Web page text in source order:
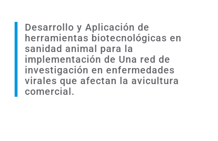
Desarrollo y Aplicación de
herramientas biotecnológicas en
sanidad animal para la
implementación de Una red de
investigación en enfermedades
virales que afectan la avicultura
comercial.